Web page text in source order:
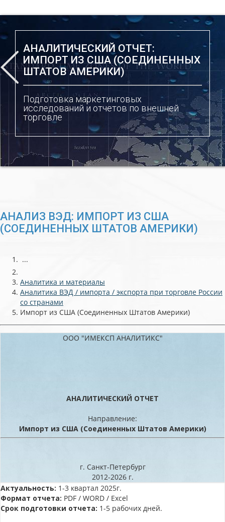
АНАЛИТИЧЕСКИЙ ОТЧЕТ:
ИМПОРТ ИЗ США (СОЕДИНЕННЫХ
ШТАТОВ АМЕРИКИ)
Подготовка маркетинговых
исследований и отчетов по внешней
торговле
АНАЛИЗ ВЭД: ИМПОРТ ИЗ США
(СОЕДИНЕННЫХ ШТАТОВ АМЕРИКИ)
...
Аналитика и материалы
Аналитика ВЭД / импорта / экспорта при торговле России
со странами
Импорт из США (Соединенных Штатов Америки)
ООО "ИМЕКСП АНАЛИТИКС"
АНАЛИТИЧЕСКИЙ ОТЧЕТ
Направление:
Импорт из США (Соединенных Штатов Америки)
г. Санкт-Петербург
2012-2026 г.
Актуальность: 1-3 квартал 2025г.
Формат отчета: PDF / WORD / Excel
Срок подготовки отчета: 1-5 рабочих дней.